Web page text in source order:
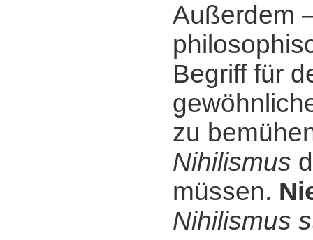
Außerdem
Begriff für
zu
Nihilismus
müssen.
Nihilismus